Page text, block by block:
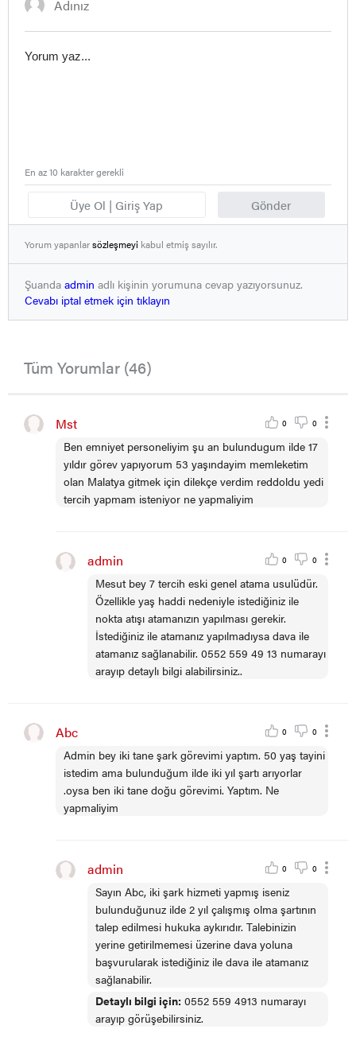
Üye Ol | Giriş Yap Gönder
En az 10 karakter gerekli
Yorum yapanlarsözleşmeyi kabul etmiş sayılır.
Şuanda admin adlı kişinin yorumuna cevap yazıyorsunuz.
Cevabı iptal etmek için tıklayın
Tüm Yorumlar (46)
Mst 0 0
Ben emniyet personeliyim şu an bulundugum ilde 17
yıldır görev yapıyorum 53 yaşındayim memleketim
olan Malatya gitmek için dilekçe verdim reddoldu yedi
tercih yapmam isteniyor ne yapmaliyim
admin 0 0
Mesut bey 7 tercih eski genel atama usulüdür.
Özellikle yaş haddi nedeniyle istediğiniz ile
nokta atışı atamanızın yapılması gerekir.
İstediğiniz ile atamanız yapılmadıysa dava ile
atamanız sağlanabilir. 0552 559 49 13 numarayı
arayıp detaylı bilgi alabilirsiniz..
Abc 0 0
Admin bey iki tane şark görevimi yaptım. 50 yaş tayini
istedim ama bulunduğum ilde iki yıl şartı arıyorlar
.oysa ben iki tane doğu görevimi. Yaptım. Ne
yapmaliyim
admin 0 0
Sayın Abc, iki şark hizmeti yapmış iseniz
bulunduğunuz ilde 2 yıl çalışmış olma şartının
talep edilmesi hukuka aykırıdır. Talebinizin
yerine getirilmemesi üzerine dava yoluna
başvurularak istediğiniz ile dava ile atamanız
sağlanabilir.
Detaylı bilgi için: 0552 559 4913 numarayı
arayıp görüşebilirsiniz.